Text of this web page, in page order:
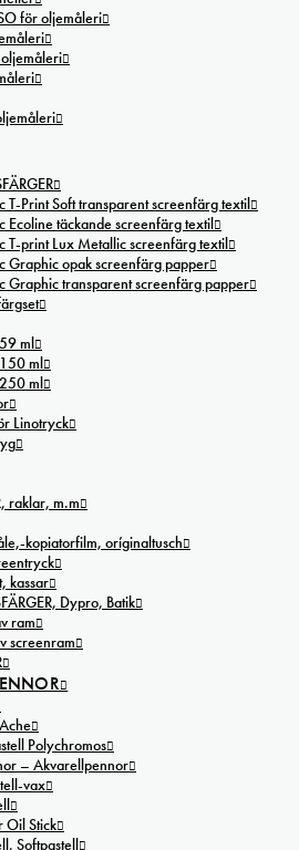
för oljemåleri
T-Print Soft transparent screenfärg textil
Ecoline täckande screenfärg textil
T-print Lux Metallic screenfärg textil
Graphic opak screenfärg papper
Graphic transparent screenfärg papper
ml
ml
ml
Linotryck
raklar, m.m
kopiatorfilm, oríginaltusch
kassar
Dypro, Batik
ram
screenram
Polychromos
– Akvarellpennor
vax
Oil Stick
Softpastell